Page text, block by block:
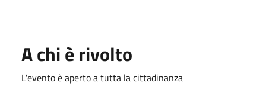
A chi è rivolto
L'evento è aperto a tutta la cittadinanza